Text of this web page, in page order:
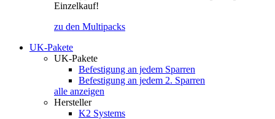
Einzelkauf!
zu den Multipacks
UK-Pakete
UK-Pakete
Befestigung an jedem Sparren
Befestigung an jedem 2. Sparren
alle anzeigen
Hersteller
K2 Systems